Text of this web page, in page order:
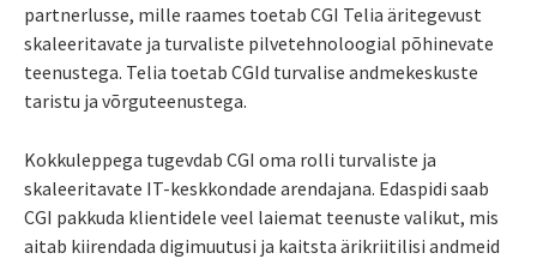
partnerlusse, mille raames toetab CGI Telia äritegevust
skaleeritavate ja turvaliste pilvetehnoloogial põhinevate
teenustega. Telia toetab CGId turvalise andmekeskuste
taristu ja võrguteenustega.
Kokkuleppega tugevdab CGI oma rolli turvaliste ja
skaleeritavate IT-keskkondade arendajana. Edaspidi saab
CGI pakkuda klientidele veel laiemat teenuste valikut, mis
aitab kiirendada digimuutusi ja kaitsta ärikriitilisi andmeid